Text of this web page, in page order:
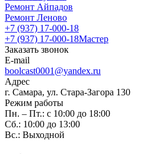
Ремонт Айпадов
Ремонт Леново
+7 (937) 17-000-18
+7 (937) 17-000-18Мастер
Заказать звонок
E-mail
boolcast0001@yandex.ru
Адрес
г. Самара, ул. Стара-Загора 130
Режим работы
Пн. – Пт.: с 10:00 до 18:00
Сб.: 10:00 до 13:00
Вс.: Выходной